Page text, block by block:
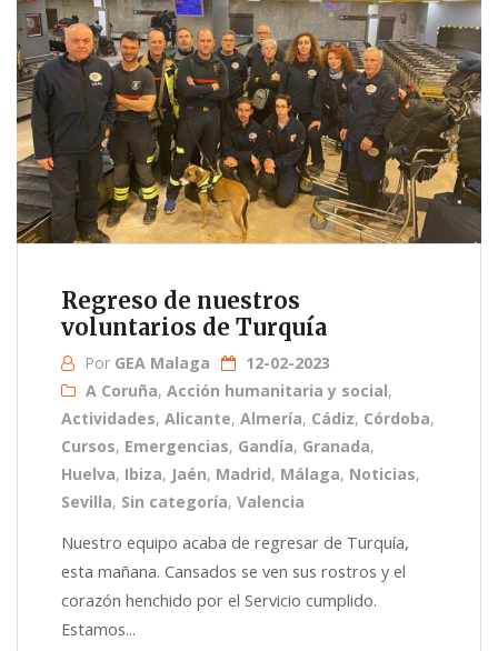
Regreso de nuestros
voluntarios de Turquía
Por GEA Malaga
12-02-2023
A Coruña, Acción humanitaria y social,
Actividades, Alicante, Almería, Cádiz, Córdoba,
Cursos, Emergencias, Gandía, Granada,
Huelva, Ibiza, Jaén, Madrid, Málaga, Noticias,
Sevilla, Sin categoría, Valencia
Nuestro equipo acaba de regresar de Turquía,
esta mañana. Cansados se ven sus rostros y el
corazón henchido por el Servicio cumplido.
Estamos...